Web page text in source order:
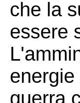
che la
essere
guerra